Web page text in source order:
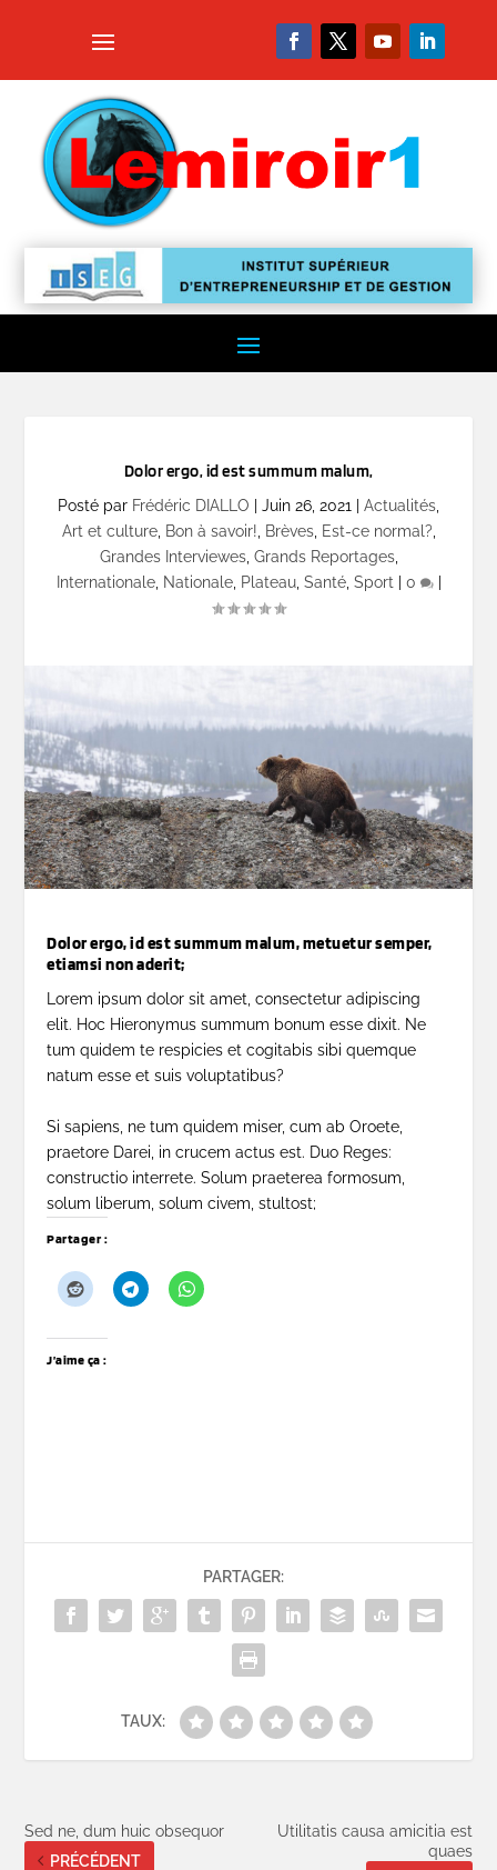
Dolor ergo, id est summum malum,
Posté par Frédéric DIALLO Juin 26, 2021 Actualités
Art et culture, Bon à savoir! Brèves, Est-ce normal?
Grandes Interviewes, Grands Reportages,
Internationale, Nationale, Plateau, Santé, Sport 0 |
Dolor ergo, id est summum malum, metuetur semper,
etiamsi non aderit;
Lorem ipsum dolor sit amet, consectetur adipiscing
elit. Hoc Hieronymus summum bonum esse dixit. Ne
tum quidem te respicies et cogitabis sibi quemque
natum esse et suis voluptatibus?
Si sapiens, ne tum quidem miser, cum ab Oroete,
praetore Darei, in crucem actus est. Duo Reges:
constructio interrete. Solum praeterea formosum,
solum liberum, solum civem, stultost;
Partager :
J’aime ça :
PARTAGER:
TAUX:
Sed ne, dum huic obsequor
PRÉCÉDENT
Utilitatis causa amicitia est
quaes